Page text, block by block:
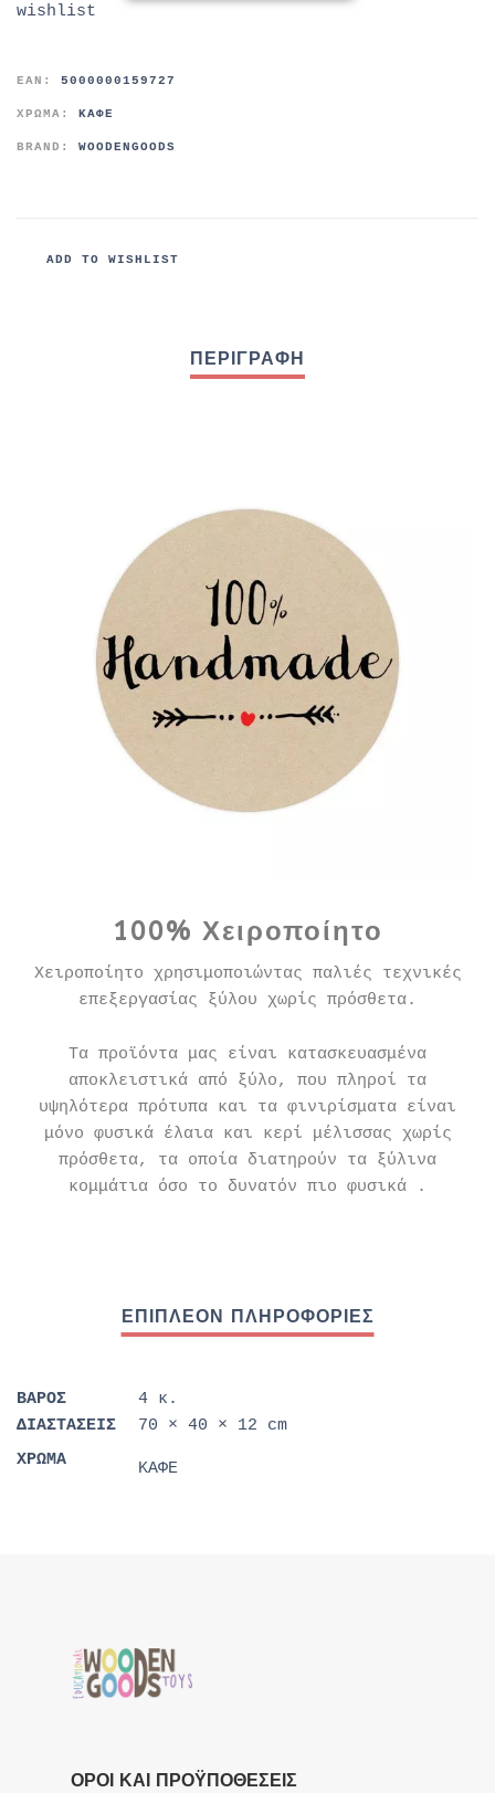
wishlist
EAN: 5000000159727
ΧΡΩΜΑ: ΚΑΦΕ
BRAND: WOODENGOODS
ADD TO WISHLIST
100% Χειροποίητο
Χειροποίητο χρησιμοποιώντας παλιές τεχνικές
επεξεργασίας ξύλου χωρίς πρόσθετα.
Τα προϊόντα μας είναι κατασκευασμένα
αποκλειστικά από ξύλο, που πληροί τα
υψηλότερα πρότυπα και τα φινιρίσματα είναι
μόνο φυσικά έλαια και κερί μέλισσας χωρίς
πρόσθετα, τα οποία διατηρούν τα ξύλινα
κομμάτια όσο το δυνατόν πιο φυσικά .
ΒΆΡΟΣ
4 κ.
ΔΙΑΣΤΆΣΕΙΣ
70 × 40 × 12 cm
ΧΡΩΜΑ
ΚΑΦΕ
ΟΡΟΙ ΚΑΙ ΠΡΟΫΠΟΘΕΣΕΙΣ